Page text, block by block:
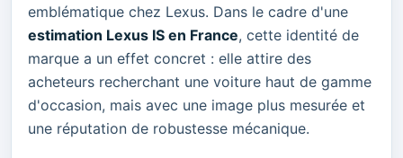
emblématique chez Lexus. Dans le cadre d'une
estimation Lexus IS en France, cette identité de
marque a un effet concret : elle attire des
acheteurs recherchant une voiture haut de gamme
d'occasion, mais avec une image plus mesurée et
une réputation de robustesse mécanique.